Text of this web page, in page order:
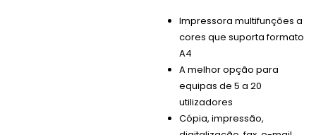
Impressora multifunções a
cores que suporta formato
A4
A melhor opção para
equipas de 5 a 20
utilizadores
Cópia, impressão,